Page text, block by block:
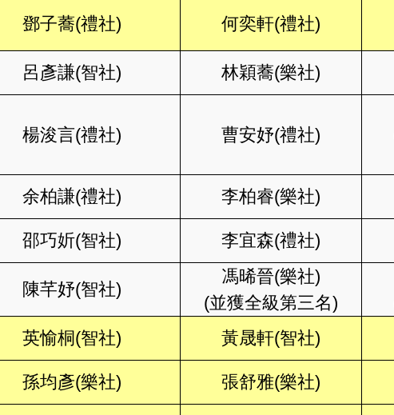
鄧子蕎(禮社)
何奕軒(禮社)
呂彥謙(智社)
林穎蕎(樂社)
楊浚言(禮社) 曹安妤(禮社)
余柏謙(禮社) 李柏睿(樂社)
邵巧妡(智社) 李宜森(禮社)
陳芊妤(智社)
馮晞晉(樂社)
(並獲全級第三名)
英愉桐(智社)
黃晟軒(智社)
孫均彥(樂社) 張舒雅(樂社)